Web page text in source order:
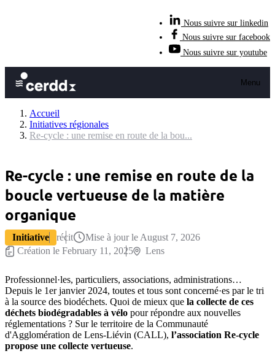
Nous suivre sur linkedin
Nous suivre sur facebook
Nous suivre sur youtube
Menu
Accueil
Initiatives régionales
Re-cycle : une remise en route de la bou...
Re-cycle : une remise en route de la
boucle vertueuse de la matière
organique
Initiative récit
Mise à jour le August 7, 2026
Création le February 11, 2025
Lens
Professionnel·les, particuliers, associations, administrations…
Depuis le 1er janvier 2024, toutes et tous sont concerné·es par le tri
à la source des biodéchets. Quoi de mieux que la collecte de ces
déchets biodégradables à vélo pour répondre aux nouvelles
réglementations ? Sur le territoire de la Communauté
d'Agglomération de Lens-Liévin (CALL), l’association Re-cycle
propose une collecte vertueuse.